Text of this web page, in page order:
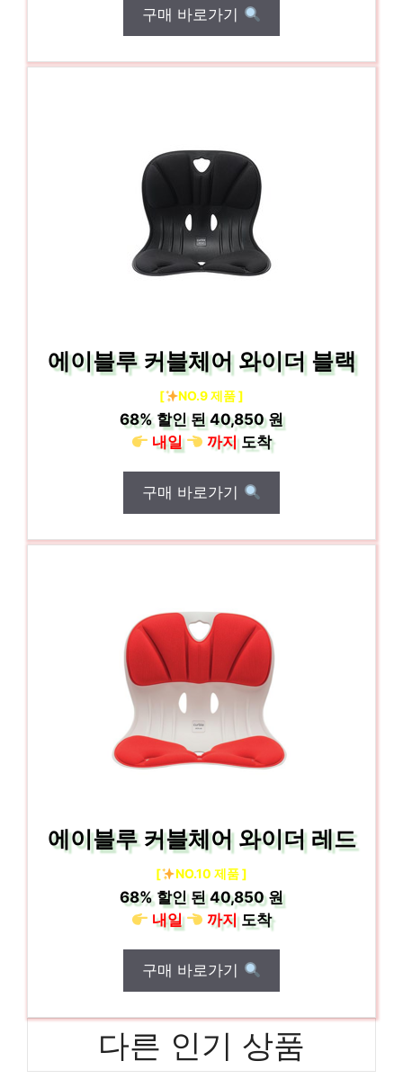
구매 바로가기
에이블루 커블체어 와이더 블랙
[ NO.9 제품 ]
68%할인 된40,850 원
내일
까지도착
구매 바로가기
에이블루 커블체어 와이더 레드
[ NO.10 제품 ]
68%할인 된40,850 원
내일
까지도착
구매 바로가기
다른 인기 상품